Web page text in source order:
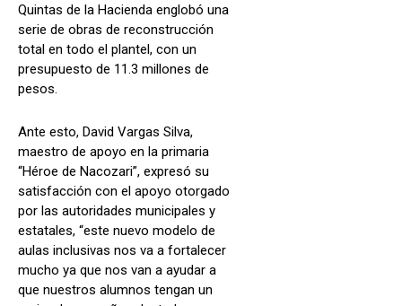
Quintas de la Hacienda englobó una
serie de obras de reconstrucción
total en todo el plantel, con un
presupuesto de 11.3 millones de
pesos.
Ante esto, David Vargas Silva,
maestro de apoyo en la primaria
“Héroe de Nacozari”, expresó su
satisfacción con el apoyo otorgado
por las autoridades municipales y
estatales, “este nuevo modelo de
aulas inclusivas nos va a fortalecer
mucho ya que nos van a ayudar a
que nuestros alumnos tengan un